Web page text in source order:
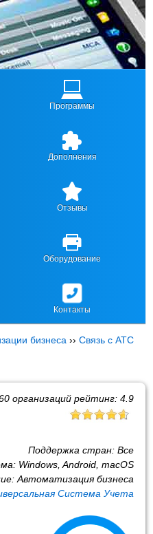
Программы
Дополнения
Отзывы
Оборудование
Контакты
бизнеса ››Связь с АТС
организаций рейтинг: 4.9
Поддержка стран: Все
Windows, Android, macOS
Автоматизация бизнеса
Система Учета